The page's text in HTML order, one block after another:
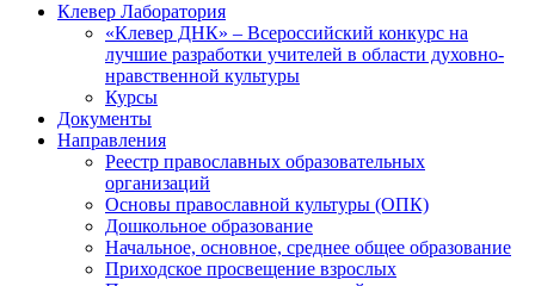
Клевер Лаборатория
«Клевер ДНК» – Всероссийский конкурс на
лучшие разработки учителей в области духовно-
нравственной культуры
Курсы
Документы
Направления
Реестр православных образовательных
организаций
Основы православной культуры (ОПК)
Дошкольное образование
Начальное, основное, среднее общее образование
Приходское просвещение взрослых